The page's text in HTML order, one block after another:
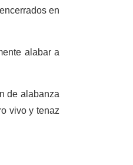
en
alabar a
de alabanza
vivo y tenaz